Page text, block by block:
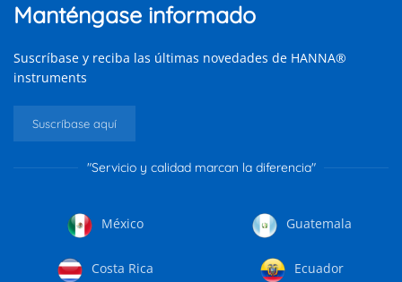
Manténgase informado
Suscríbase y reciba las últimas novedades de HANNA®
instruments
Suscríbase aquí
"Servicio y calidad marcan la diferencia"
México Guatemala
Costa Rica Ecuador